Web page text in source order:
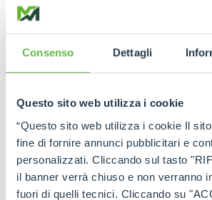
Consenso Dettagli
Questo sito web utilizza i cookie
“Questo sito web utilizza i cookie Il
fine di fornire annunci pubblicitari e
personalizzati. Cliccando sul tasto
il banner verrà chiuso e non verranno
fuori di quelli tecnici. Cliccando su